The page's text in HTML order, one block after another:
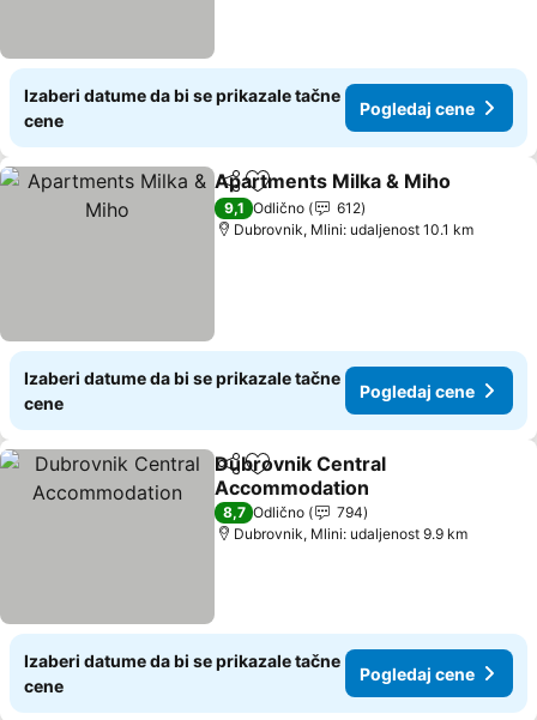
Izaberi datume da bi se prikazale tačne
cene
Pogledaj cene
Deli Dodati u favorite
Apartments Milka & Miho
9,1 Odlično
612
Dubrovnik, Mlini: udaljenost 10.1 km
Izaberi datume da bi se prikazale tačne
cene
Pogledaj cene
Deli Dodati u favorite
Dubrovnik Central
Accommodation
8,7 Odlično
794
Dubrovnik, Mlini: udaljenost 9.9 km
Izaberi datume da bi se prikazale tačne
cene
Pogledaj cene